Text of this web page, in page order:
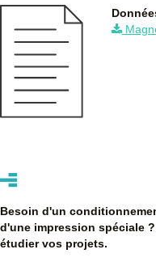
0,540 €
5000
Quantités
TVA intra-communautaire
Besoin d'un
d'une impression spéciale
étudier vos projets.